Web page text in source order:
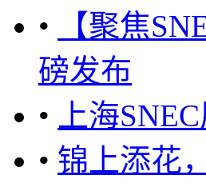
•
【聚焦
磅发布
•
上海
• 锦上添花